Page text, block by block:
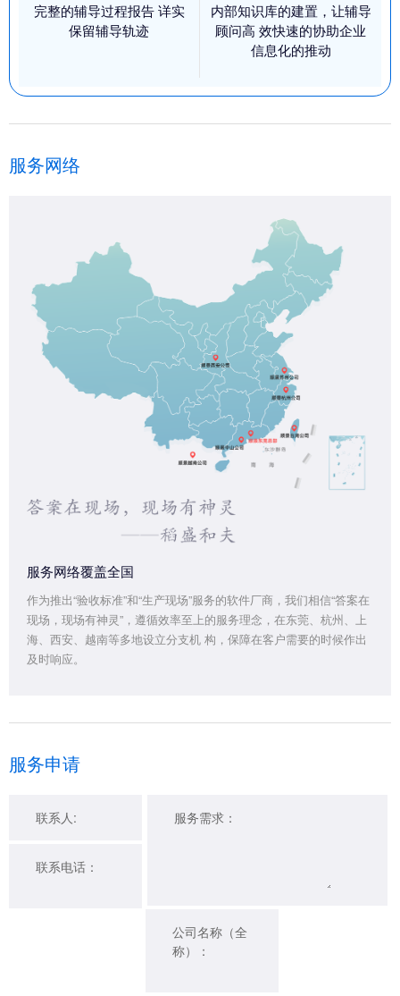
完整的辅导过程报告 详实
保留辅导轨迹
内部知识库的建置，让辅导
顾问高 效快速的协助企业
信息化的推动
服务网络
服务网络覆盖全国
作为推出“验收标准”和“生产现场”服务的软件厂商，我们相信“答案在
现场，现场有神灵”，遵循效率至上的服务理念，在东莞、杭州、上
海、西安、越南等多地设立分支机 构，保障在客户需要的时候作出
及时响应。
服务申请
联系人: 服务需求：
联系电话：
公司名称（全
称）：